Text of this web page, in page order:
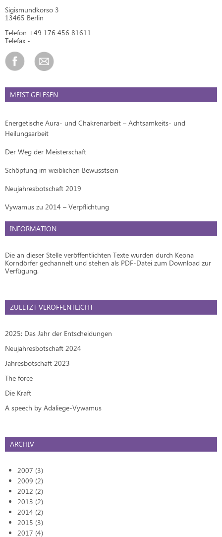
Sigismundkorso 3
13465 Berlin
Telefon +49 176 456 81611
Telefax -
MEIST GELESEN
Energetische Aura- und Chakrenarbeit – Achtsamkeits- und
Heilungsarbeit
Der Weg der Meisterschaft
Schöpfung im weiblichen Bewusstsein
Neujahresbotschaft 2019
Vywamus zu 2014 – Verpflichtung
INFORMATION
Die an dieser Stelle veröffentlichten Texte wurden durch Keona
Korndörfer gechannelt und stehen als PDF-Datei zum Download zur
Verfügung.
ZULETZT VERÖFFENTLICHT
2025: Das Jahr der Entscheidungen
Neujahresbotschaft 2024
Jahresbotschaft 2023
The force
Die Kraft
A speech by Adaliege-Vywamus
ARCHIV
2007 (3)
2009 (2)
2012 (2)
2013 (2)
2014 (2)
2015 (3)
2017 (4)